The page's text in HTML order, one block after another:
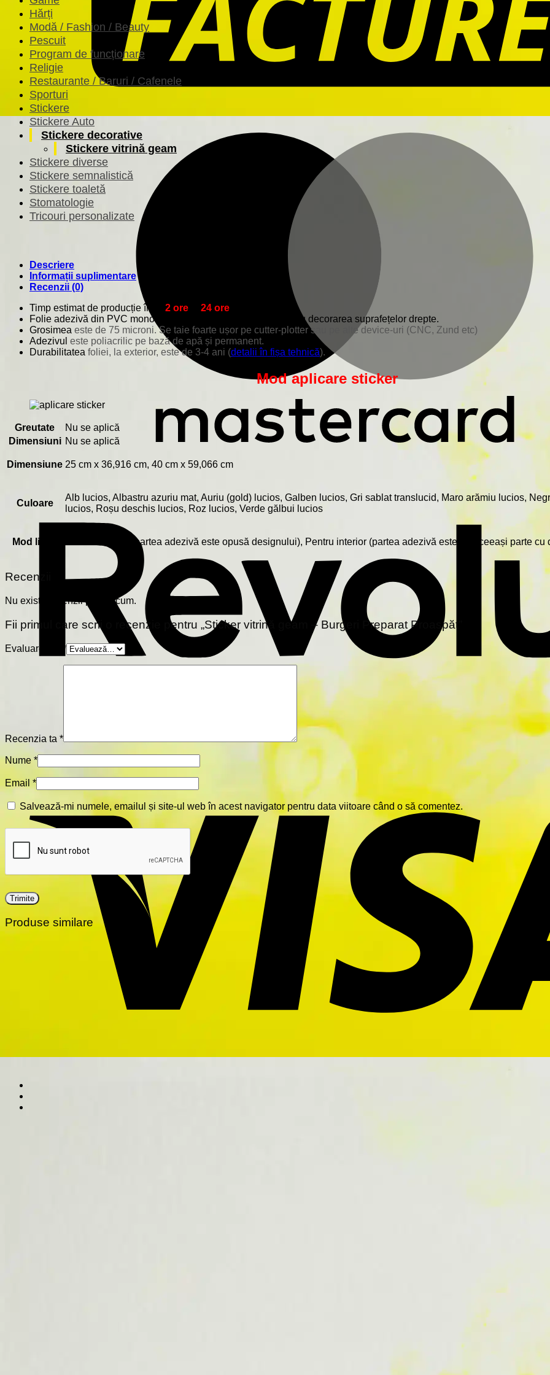
Hărți
Modă / Fashion / Beauty
Pescuit
Program de funcționare
Religie
Restaurante / Baruri / Cafenele
Sporturi
Stickere
Stickere Auto
Stickere decorative
Stickere vitrină geam
Stickere diverse
Stickere semnalistică
Stickere toaletă
Stomatologie
Tricouri personalizate
Descriere
Informații suplimentare
Recenzii (0)
Timp estimat de producție între 2 ore 24 ore
Folie adezivă din PVC monomeric fin, special concepută pentru decorarea suprafețelor drepte.
Grosimea este de 75 microni. Se taie foarte ușor pe cutter-plotter sau pe alte device-uri (CNC, Zund etc)
Adezivul este poliacrilic pe bază de apă și permanent.
Durabilitatea foliei, la exterior, este de 3-4 ani (detalii în fișa tehnică).
Mod aplicare sticker
Greutate
Nu se aplică
Dimensiuni Nu se aplică
Dimensiune 25 cm x 36,916 cm, 40 cm x 59,066 cm
Culoare
Alb lucios, Albastru azuriu mat, Auriu (gold) lucios, Galben lucios, Gri sablat translucid, Maro arămiu lucios,
lucios, Roșu deschis lucios, Roz lucios, Verde gălbui lucios
Mod lipire Pentru exterior (partea adezivă este opusă designului), Pentru interior (partea adezivă este pe aceeași parte cu
Recenzii
Nu există recenzii până acum.
Fii primul care scrii o recenzie pentru „Sticker vitrină geam – Burgeri Preparat Proaspăt”
Evaluarea ta *
Recenzia ta *
Nume*
Email *
Salvează-mi numele, emailul și site-ul web în acest navigator pentru data viitoare când o să comentez.
Produse similare